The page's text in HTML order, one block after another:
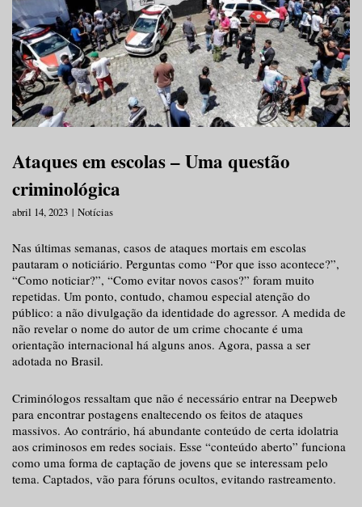
Ataques em escolas – Uma questão
criminológica
abril 14, 2023 Notícias
Nas últimas semanas, casos de ataques mortais em escolas
pautaram o noticiário. Perguntas como “Por que isso acontece?”,
“Como noticiar?”, “Como evitar novos casos?” foram muito
repetidas. Um ponto, contudo, chamou especial atenção do
público: a não divulgação da identidade do agressor. A medida de
não revelar o nome do autor de um crime chocante é uma
orientação internacional há alguns anos. Agora, passa a ser
adotada no Brasil.
Criminólogos ressaltam que não é necessário entrar na Deepweb
para encontrar postagens enaltecendo os feitos de ataques
massivos. Ao contrário, há abundante conteúdo de certa idolatria
aos criminosos em redes sociais. Esse “conteúdo aberto” funciona
como uma forma de captação de jovens que se interessam pelo
tema. Captados, vão para fóruns ocultos, evitando rastreamento.